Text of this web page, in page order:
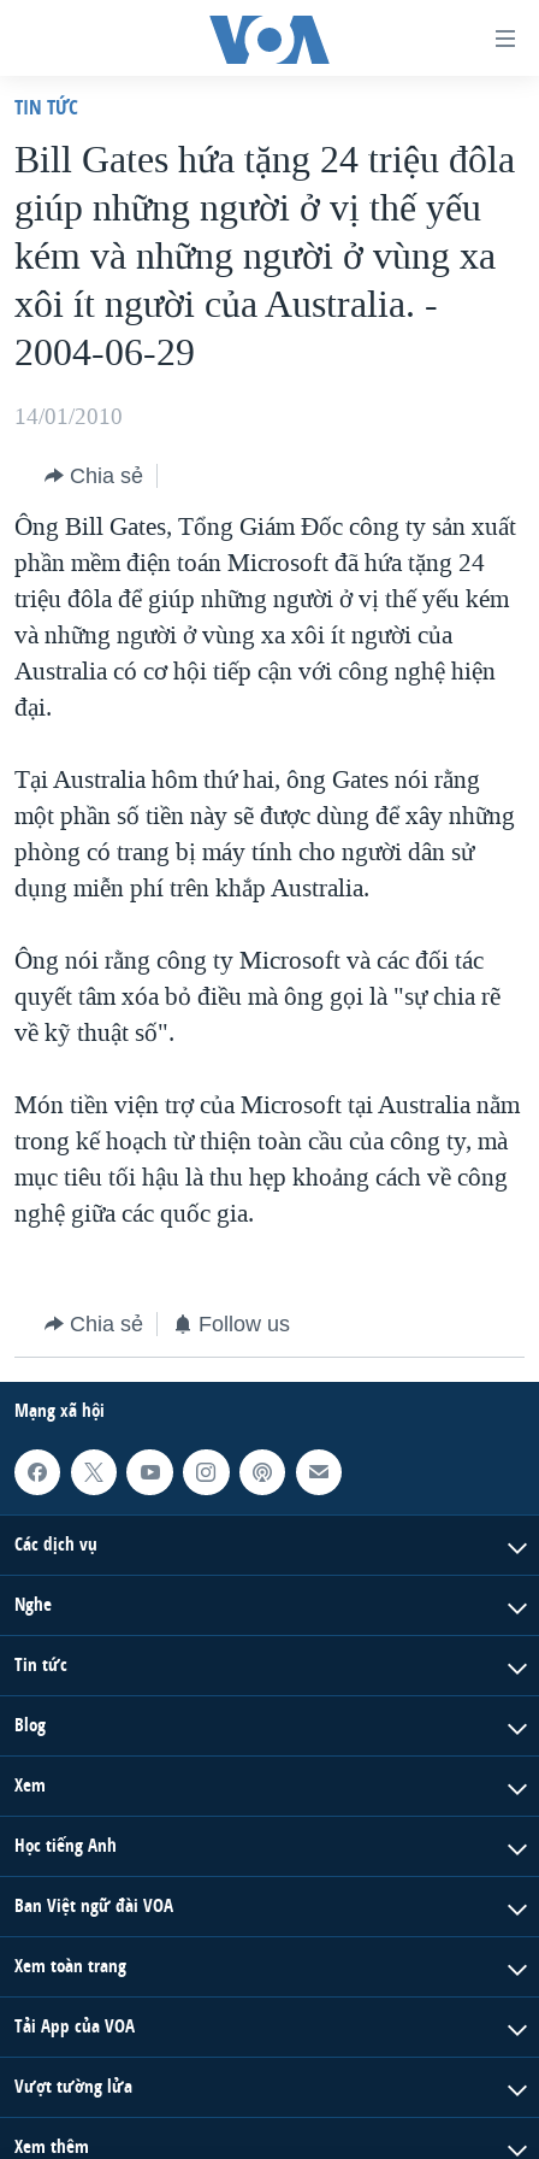
truy
cập
Tới
nội
dung
chính
Tới
hướng
chính
tới
"Tìm"
VIỆT NAM
HOA KỲ
BIỂN ĐÔNG
THẾ GIỚI
BLOG
MỤC
TỰ DO BÁO CHÍ
VẠCH TRẦN TIN GIẢ
NGƯỜI VIỆT HẢI NGOẠI
ĐỜI SỐNG
KINH TẾ
VĂN HOÁ
THỂ THAO
GIÁO DỤC
CHUYÊN ĐỀ
CHIẾN TRANH THƯƠNG MẠI CỦA MỸ: QUÁ KHỨ VÀ HIỆN
TẠI
HÀNH TRÌNH BẦU CỬ 2024
MỘT NĂM CHIẾN TRANH TẠI DẢI GAZA
GIẢI MÃ VÀNH ĐAI & CON ĐƯỜNG
NGÀY TỊ NẠN THẾ GIỚI
GROUND ZERO – XƯA VÀ NAY
CHI PHÍ CHIẾN TRANH AFGHANISTAN
CÁC GIÁ TRỊ CỘNG HÒA Ở VIỆT NAM
TRỊNH VĨNH BÌNH VS. CHÍNH PHỦ VIỆT NAM
NGƯ DÂN VIỆT VÀ LÀN SÓNG TRỘM HẢI SÂM
QUAN HỆ VIỆT MỸ
HỌC TIẾNG ANH
VIDEO
NGHE
MẠNG XÃ HỘI
Ngôn ngữ khác
TIN TỨC
Bill Gates hứa tặng 24 triệu đôla
giúp những người ở vị thế yếu
kém và những người ở vùng xa
xôi ít người của Australia. -
2004-06-29
14/01/2010
Chia sẻ
Ông Bill Gates, Tổng Giám Đốc công ty sản xuất
phần mềm điện toán Microsoft đã hứa tặng 24
triệu đôla để giúp những người ở vị thế yếu kém
và những người ở vùng xa xôi ít người của
Australia có cơ hội tiếp cận với công nghệ hiện
đại.
Tại Australia hôm thứ hai, ông Gates nói rằng
một phần số tiền này sẽ được dùng để xây những
phòng có trang bị máy tính cho người dân sử
dụng miễn phí trên khắp Australia.
Ông nói rằng công ty Microsoft và các đối tác
quyết tâm xóa bỏ điều mà ông gọi là "sự chia rẽ
về kỹ thuật số".
Món tiền viện trợ của Microsoft tại Australia nằm
trong kế hoạch từ thiện toàn cầu của công ty, mà
mục tiêu tối hậu là thu hẹp khoảng cách về công
nghệ giữa các quốc gia.
Chia sẻ Follow us
Mạng xã hội
Các dịch vụ
Nghe
Tin tức
Blog
Xem
Học tiếng Anh
Ban Việt ngữ đài VOA
Xem toàn trang
Tải App của VOA
Vượt tường lửa
Xem thêm